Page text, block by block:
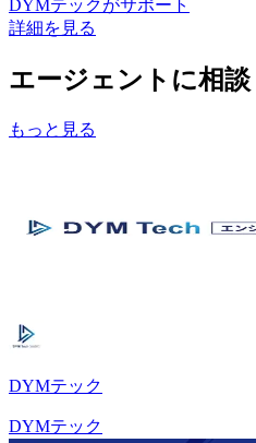
DYMテックがサポート
詳細を見る
エージェントに相談
もっと見る
DYMテック
DYMテック